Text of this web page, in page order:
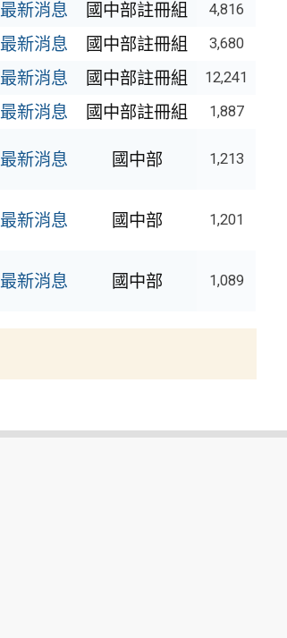
最新消息 國中部註冊組 4,816
最新消息 國中部註冊組 3,680
最新消息 國中部註冊組 12,241
最新消息 國中部註冊組 1,887
最新消息 國中部 1,213
最新消息 國中部 1,201
最新消息 國中部 1,089